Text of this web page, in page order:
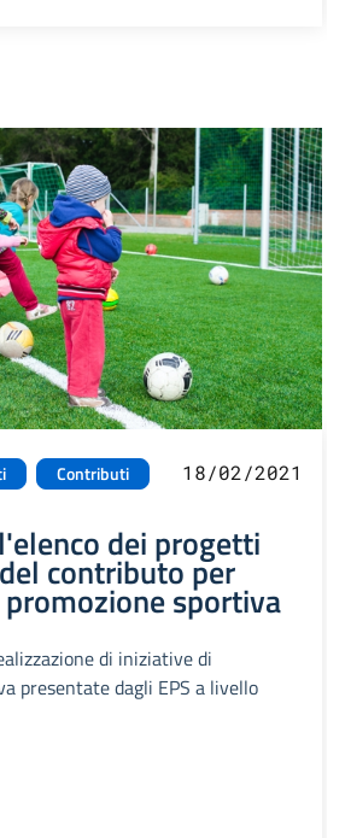
Contributi 18/02/2021
dei progetti
contributo per
sportiva
di iniziative di
presentate dagli EPS a livello